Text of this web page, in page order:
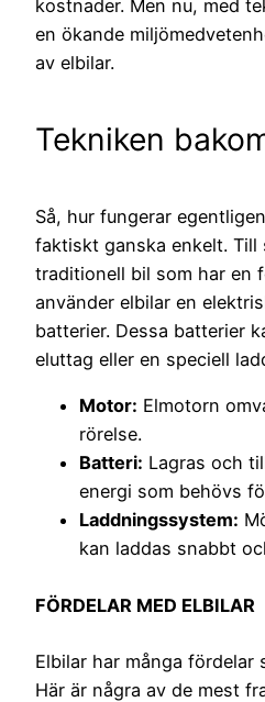
kostnader. Men nu, med
en ökande
av elbilar.
Tekniken
Så, hur fungerar
faktiskt ganska enkelt. Till
traditionell bil som har en
använder elbilar en
batterier. Dessa batterier
eluttag eller en speciell
Motor: Elmotorn
rörelse.
Batteri: Lagras och
energi som behövs
Laddningssystem:
kan laddas snabbt
FÖRDELAR MED ELBILAR
Elbilar har många fördelar
Här är några av de mest